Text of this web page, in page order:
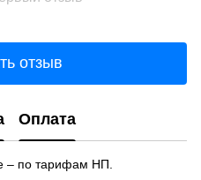
отзыв
Оплата
– по тарифам НП.